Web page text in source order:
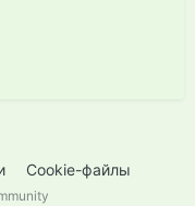
Cookie-файлы